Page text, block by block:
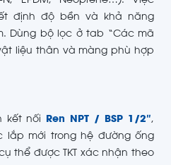
định độ bền và khả năng
Dùng bộ lọc ở tab “Các mã
liệu thân và màng phù hợp
kết nối Ren NPT / BSP 1/2″,
lắp mới trong hệ đường ống
thể được TKT xác nhận theo